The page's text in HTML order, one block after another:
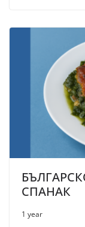
СПАНАК
1 year